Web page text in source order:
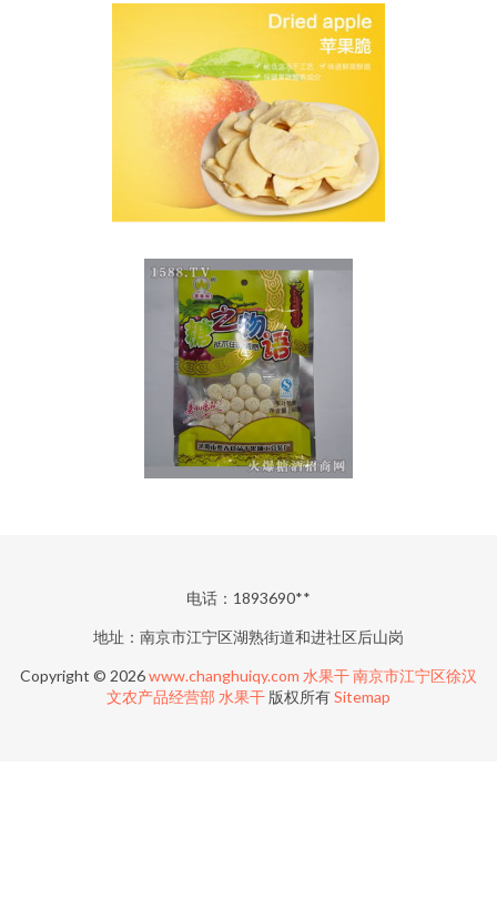
电话：1893690**
地址：南京市江宁区湖熟街道和进社区后山岗
Copyright © 2026www.changhuiqy.com 水果干南京市江宁区徐汉
文农产品经营部 水果干 版权所有Sitemap